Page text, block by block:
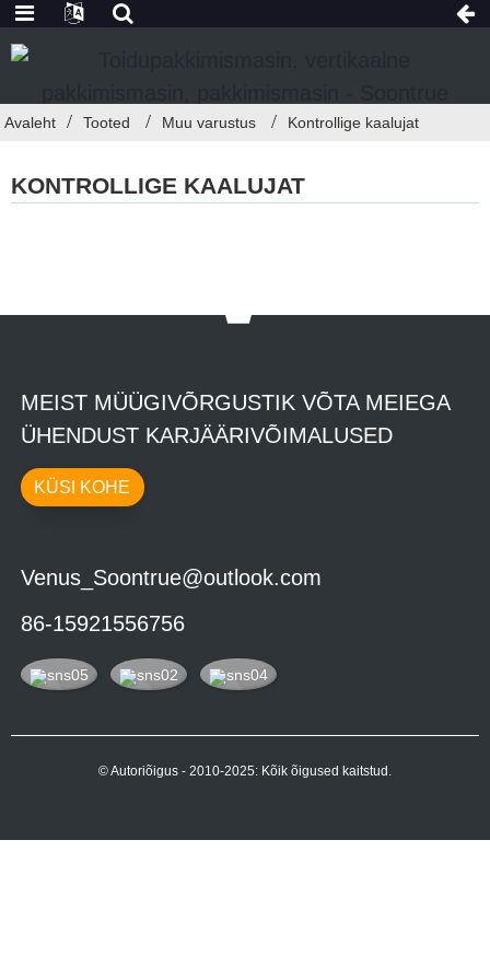
Avaleht Tooted Muu varustus Kontrollige kaalujat
KONTROLLIGE KAALUJAT
MEIST MÜÜGIVÕRGUSTIK VÕTA MEIEGA
ÜHENDUST KARJÄÄRIVÕIMALUSED
KÜSI KOHE
Venus_Soontrue@outlook.com
86-15921556756
© Autoriõigus - 2010-2025: Kõik õigused kaitstud.